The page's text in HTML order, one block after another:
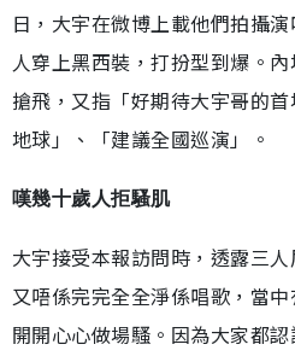
日，大宇在微博上載他們拍攝
人穿上黑西裝，打扮型到爆。
搶飛，又指「好期待大宇哥的
地球」、「建議全國巡演」。
嘆幾十歲人拒騷肌
大宇接受本報訪問時，透露三
又唔係完完全全淨係唱歌，當
開開心心做場騷。因為大家都